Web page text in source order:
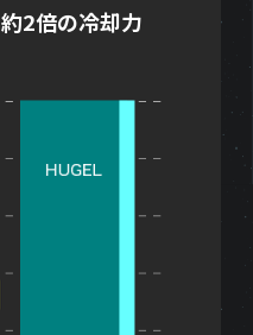
約2倍の冷却力